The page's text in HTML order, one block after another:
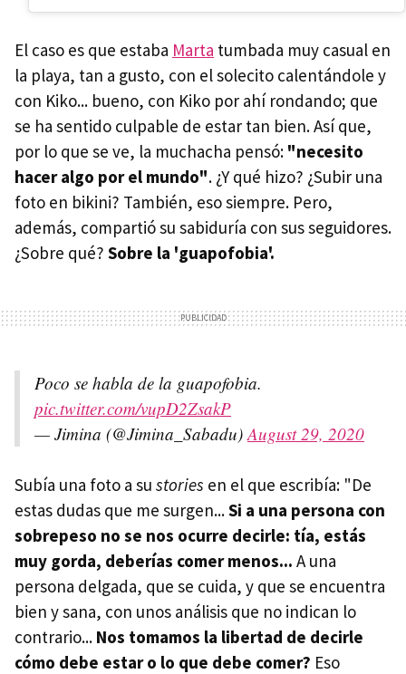
El caso es que estaba Marta tumbada muy casual en
la playa, tan a gusto, con el solecito calentándole y
con Kiko... bueno, con Kiko por ahí rondando; que
se ha sentido culpable de estar tan bien. Así que,
por lo que se ve, la muchacha pensó: "necesito
hacer algo por el mundo". ¿Y qué hizo? ¿Subir una
foto en bikini? También, eso siempre. Pero,
además, compartió su sabiduría con sus seguidores.
¿Sobre qué? Sobre la 'guapofobia'.
Poco se habla de la guapofobia.
pic.twitter.com/vupD2ZsakP
— Jimina (@Jimina_Sabadu) August 29, 2020
Subía una foto a su stories en el que escribía: "De
estas dudas que me surgen...Si a una persona con
sobrepeso no se nos ocurre decirle: tía, estás
muy gorda, deberías comer menos... A una
persona delgada, que se cuida, y que se encuentra
bien y sana, con unos análisis que no indican lo
contrario... Nos tomamos la libertad de decirle
cómo debe estar o lo que debe comer? Eso